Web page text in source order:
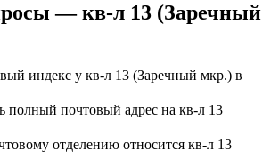
— кв-л 13 (Заречный
индекс у кв-л 13 (Заречный мкр.) в
полный почтовый адрес на кв-л 13
отделению относится кв-л 13